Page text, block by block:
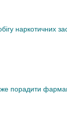
наркотичних
порадити